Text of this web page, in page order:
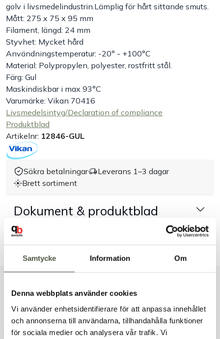
Samtycke Information Om
Denna webbplats använder cookies
Vi använder enhetsidentifierare för att anpassa innehållet
och annonserna till användarna, tillhandahålla funktioner
för sociala medier och analysera vår trafik. Vi
Monin
Handla efter bransch
Varumärken
Outlet
Om Bakers
Kundtjänst
Kontakt
golv i livsmedelindustrin.Lämplig för hårt sittande smuts.
Mått: 275 x 75 x 95 mm
Filament, längd: 24 mm
Styvhet: Mycket hård
Användningstemperatur: -20° - +100°C
Material: Polypropylen, polyester, rostfritt stål.
Färg: Gul
Maskindiskbar i max 93°C
Varumärke: Vikan 70416
Livsmedelsintyg/Declaration of compliance
Produktblad
Artikelnr: 12846-GUL
Säkra betalningar
Leverans 1–3 dagar
Brett sortiment
Dokument & produktblad
Liknande produkter